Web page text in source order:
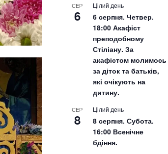
СЕР
6
Цілий день
6 серпня. Четвер.
18:00 Акафіст
преподобному
Стіліану. За
акафістом молимось
за діток та батьків,
які очікують на
дитину.
СЕР
8
Цілий день
8 серпня. Субота.
16:00 Всенічне
бдіння.